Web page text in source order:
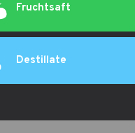
Fruchtsaft
Destillate